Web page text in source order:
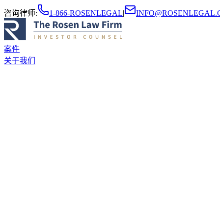
咨询律师: 1-866-ROSENLEGAL|
案件
关于我们